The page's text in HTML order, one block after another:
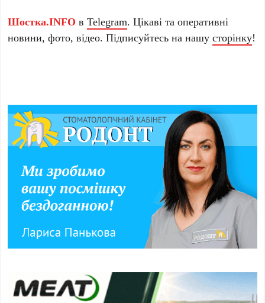
Шостка.INFO вTelegram. Цікаві та оперативні
новини, фото, відео. Підписуйтесь на нашусторінку!